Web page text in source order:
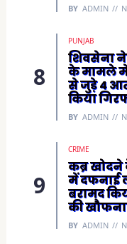
BY ADMIN
PUNJAB
शिवसेना
के मामले में
से जुड़े 4
किया
BY ADMIN
CRIME
कब्र खोदने
में दफनाई
बरामद
की
BY ADMIN